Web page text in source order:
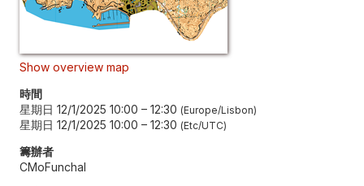
Show overview map
時間
星期日 12/1/2025 10:00 – 12:30 Europe/Lisbon
星期日 12/1/2025 10:00 – 12:30 Etc/UTC
籌辦者
CMoFunchal